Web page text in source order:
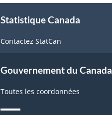
Fabrication
et
exploitation
-
Structure
de
Statistique Canada
Contactez StatCan
Gouvernement du Canada
Toutes les coordonnées